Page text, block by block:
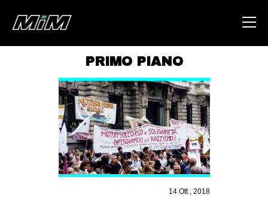
ABOUT
AREA
DEGENERAZIONE
GAZA FREESTYLE
CSOA LAMBRETTA
PRIMO PIANO
14 Ott , 2018